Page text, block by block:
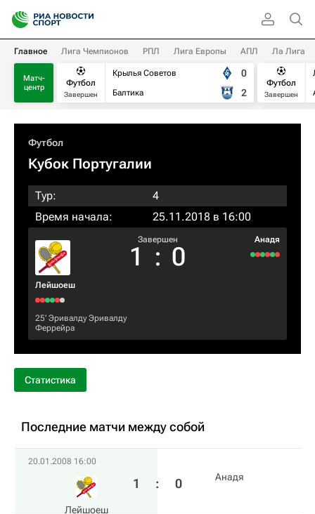
Главное Лига Чемпионов РПЛ Лига Европы АПЛ Ла Лига
Матч-
центр
Футбол
Завершен
Крылья Советов
Балтика
0
2
Футбол
Завершен
Футбол
Кубок Португалии
Тур:
4
Время начала:
25.11.2018 в 16:00
Лейшоеш
Завершен
1 : 0
Анадя
25‎’‎ Эривалду Эривалду
Феррейра
Статистика
Последние матчи между собой
20.01.2008 16:00
Лейшоеш
1 : 0 Анадя